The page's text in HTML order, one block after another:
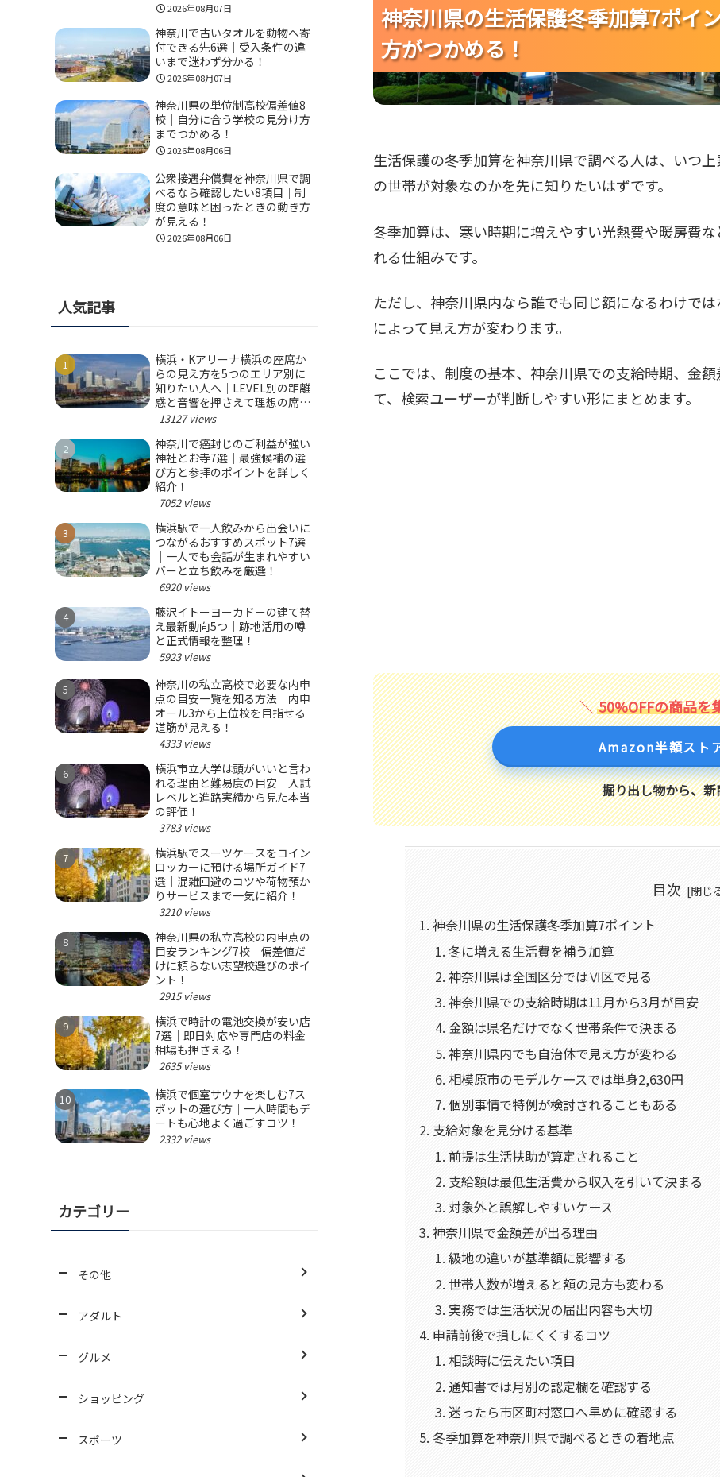
神奈川県の生活保護冬季加算7ポイ
方がつかめる！
神奈川県の生活保護冬季加算7ポイ
方がつかめる！
神奈川県の生活保護冬季加算7ポイ
方がつかめる！
生活保護の冬季加算を神奈川県で調べる人は、いつ
の世帯が対象なのかを先に知りたいはずです。
冬季加算は、寒い時期に増えやすい光熱費や暖房費
れる仕組みです。
ただし、神奈川県内なら誰でも同じ額になるわけで
によって見え方が変わります。
ここでは、制度の基本、神奈川県での支給時期、金
て、検索ユーザーが判断しやすい形にまとめます。
50%OFFの商品を
Amazon半額スト
掘り出し物から、
目次
神奈川県の生活保護冬季加算7ポイント
冬に増える生活費を補う加算
神奈川県は全国区分ではⅥ区で見る
神奈川県での支給時期は11月から3月が目安
金額は県名だけでなく世帯条件で決まる
神奈川県内でも自治体で見え方が変わる
相模原市のモデルケースでは単身2,630円
個別事情で特例が検討されることもある
支給対象を見分ける基準
前提は生活扶助が算定されること
支給額は最低生活費から収入を引いて決まる
対象外と誤解しやすいケース
神奈川県で金額差が出る理由
級地の違いが基準額に影響する
世帯人数が増えると額の見方も変わる
実務では生活状況の届出内容も大切
申請前後で損しにくくするコツ
相談時に伝えたい項目
通知書では月別の認定欄を確認する
迷ったら市区町村窓口へ早めに確認する
冬季加算を神奈川県で調べるときの着地点
2026年08月07日
神奈川で古いタオルを動物へ寄
付できる先6選｜受入条件の違
いまで迷わず分かる！
2026年08月07日
神奈川県の単位制高校偏差値8
校｜自分に合う学校の見分け方
までつかめる！
2026年08月06日
公衆接遇弁償費を神奈川県で調
べるなら確認したい8項目｜制
度の意味と困ったときの動き方
が見える！
2026年08月06日
人気記事
横浜・Kアリーナ横浜の座席か
らの見え方を5つのエリア別に
知りたい人へ｜LEVEL別の距離
感と音響を押さえて理想の席を
選ぼう！
13127 views
神奈川で癌封じのご利益が強い
神社とお寺7選｜最強候補の選
び方と参拝のポイントを詳しく
紹介！
7052 views
横浜駅で一人飲みから出会いに
つながるおすすめスポット7選
｜一人でも会話が生まれやすい
バーと立ち飲みを厳選！
6920 views
藤沢イトーヨーカドーの建て替
え最新動向5つ｜跡地活用の噂
と正式情報を整理！
5923 views
神奈川の私立高校で必要な内申
点の目安一覧を知る方法｜内申
オール3から上位校を目指せる
道筋が見える！
4333 views
横浜市立大学は頭がいいと言わ
れる理由と難易度の目安｜入試
レベルと進路実績から見た本当
の評価！
3783 views
横浜駅でスーツケースをコイン
ロッカーに預ける場所ガイド7
選｜混雑回避のコツや荷物預か
りサービスまで一気に紹介！
3210 views
神奈川県の私立高校の内申点の
目安ランキング7校｜偏差値だ
けに頼らない志望校選びのポイ
ント！
2915 views
横浜で時計の電池交換が安い店
7選｜即日対応や専門店の料金
相場も押さえる！
2635 views
横浜で個室サウナを楽しむ7ス
ポットの選び方｜一人時間もデ
ートも心地よく過ごすコツ！
2332 views
カテゴリー
その他
アダルト
グルメ
ショッピング
スポーツ